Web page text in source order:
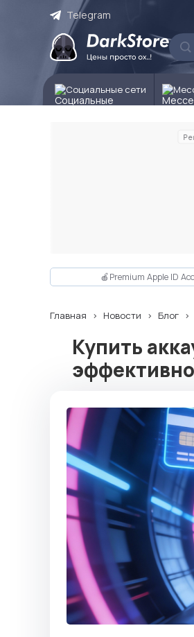
Telegram
Социальные сети
🍎Premium Apple ID
Главная
Новости Блог
Купить
эффективно